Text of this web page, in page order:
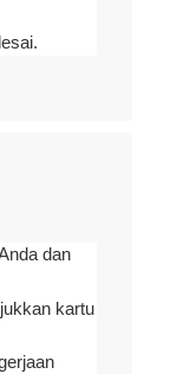
dan
kartu